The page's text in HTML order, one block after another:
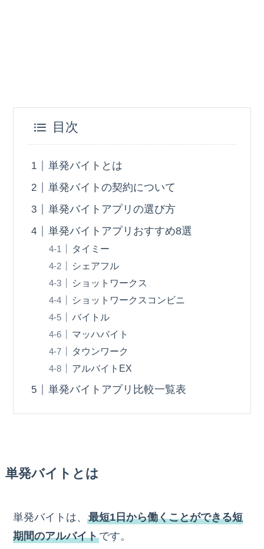
目次
単発バイトとは
単発バイトの契約について
単発バイトアプリの選び方
単発バイトアプリおすすめ8選
タイミー
シェアフル
ショットワークス
ショットワークスコンビニ
バイトル
マッハバイト
タウンワーク
アルバイトEX
単発バイトアプリ比較一覧表
単発バイトとは
単発バイトは、最短1日から働くことができる短
期間のアルバイトです。